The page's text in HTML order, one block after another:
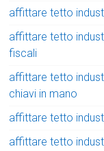
affittare tetto
affittare tetto
fiscali
affittare tetto
chiavi in mano
affittare tetto
affittare tetto